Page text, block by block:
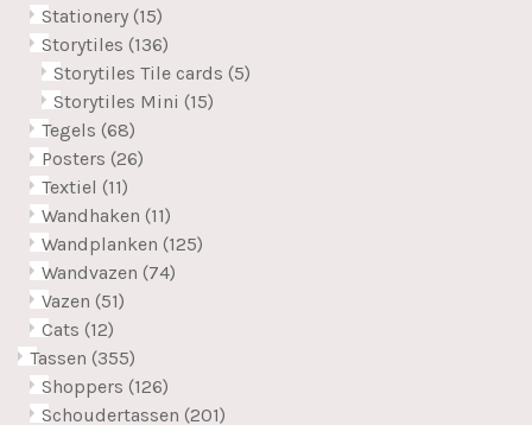
Stationery (15)
Storytiles (136)
Storytiles Tile cards (5)
Storytiles Mini (15)
Tegels (68)
Posters (26)
Textiel (11)
Wandhaken (11)
Wandplanken (125)
Wandvazen (74)
Vazen (51)
Cats (12)
Tassen (355)
Shoppers (126)
Schoudertassen (201)